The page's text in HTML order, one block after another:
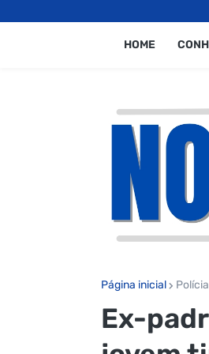
HOME
Página inicial Polícia
Ex-